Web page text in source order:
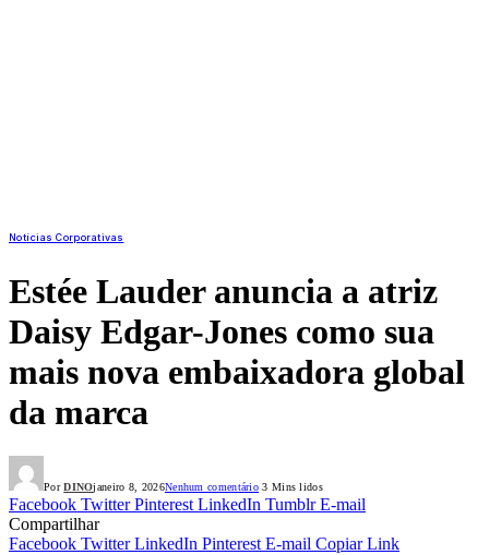
Notícias Corporativas
Estée Lauder anuncia a atriz
Daisy Edgar-Jones como sua
mais nova embaixadora global
da marca
Por DINOjaneiro 8, 2026Nenhum comentário 3 Mins lidos
Facebook Twitter Pinterest LinkedIn Tumblr E-mail
Compartilhar
Facebook Twitter LinkedIn Pinterest E-mail Copiar Link